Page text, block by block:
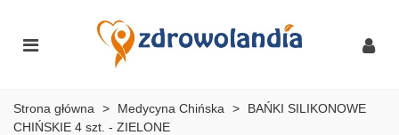
Strona główna > Medycyna Chińska >
BAŃKI SILIKONOWE
CHIŃSKIE 4 szt. - ZIELONE